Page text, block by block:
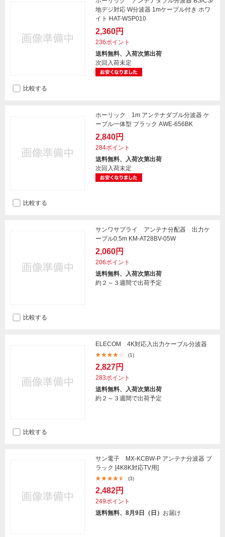
地デジ対応 W分波器 1mケーブル付き ホワ
イト HAT-WSP010
2,360円
236ポイント
送料無料、入荷次第出荷
次回入荷未定
比較する
ホーリック 1m アンテナダブル分波器 ケ
ーブル一体型 ブラック AWE-656BK
2,840円
284ポイント
送料無料、入荷次第出荷
次回入荷未定
比較する
サンワサプライ アンテナ分配器 出力ケ
ーブル0.5m KM-AT28BV-05W
2,060円
206ポイント
送料無料、入荷次第出荷
約２～３週間で出荷予定
比較する
ELECOM 4K対応入出力ケーブル分波器
(1)
2,827円
283ポイント
送料無料、入荷次第出荷
約２～３週間で出荷予定
比較する
サン電子 MX-KCBW-P アンテナ分波器 ブ
ラック [4K8K対応TV用]
(3)
2,482円
249ポイント
送料無料、8月9日（日） お届け